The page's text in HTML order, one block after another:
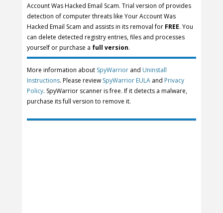
Account Was Hacked Email Scam. Trial version of provides
detection of computer threats like Your Account Was
Hacked Email Scam and assists in its removal for FREE. You
can delete detected registry entries, files and processes
yourself or purchase a full version.
More information about SpyWarrior and Uninstall
Instructions. Please review SpyWarrior EULA and Privacy
Policy. SpyWarrior scanner is free. If it detects a malware,
purchase its full version to remove it.